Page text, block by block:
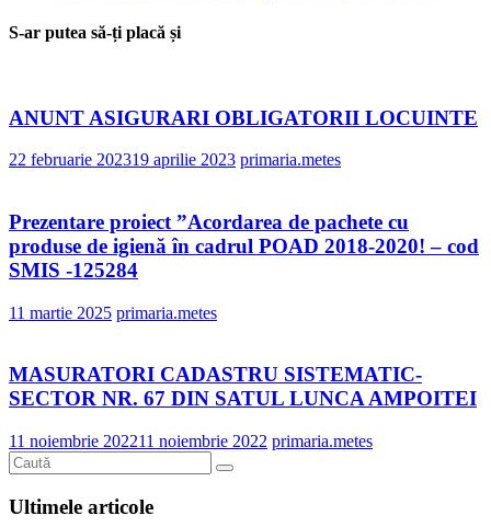
S-ar putea să-ți placă și
ANUNT ASIGURARI OBLIGATORII LOCUINTE
22 februarie 202319 aprilie 2023 primaria.metes
Prezentare proiect ”Acordarea de pachete cu
produse de igienă în cadrul POAD 2018-2020! – cod
SMIS -125284
11 martie 2025 primaria.metes
MASURATORI CADASTRU SISTEMATIC-
SECTOR NR. 67 DIN SATUL LUNCA AMPOITEI
11 noiembrie 202211 noiembrie 2022 primaria.metes
Ultimele articole